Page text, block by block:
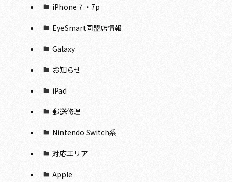
iPhone７・7p
EyeSmart同盟店情報
Galaxy
お知らせ
iPad
郵送修理
Nintendo Switch系
対応エリア
Apple